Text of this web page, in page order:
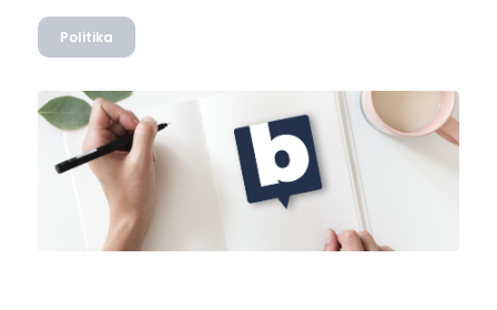
Politika